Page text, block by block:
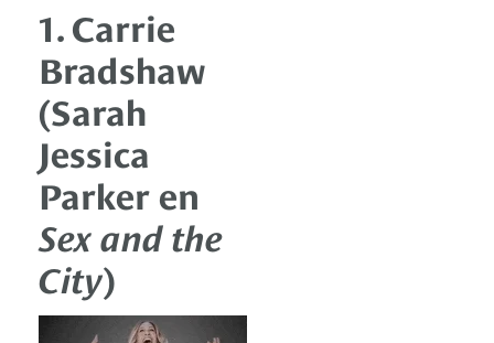
1. Carrie
Bradshaw
(Sarah
Jessica
Parker en
Sex and the
City)